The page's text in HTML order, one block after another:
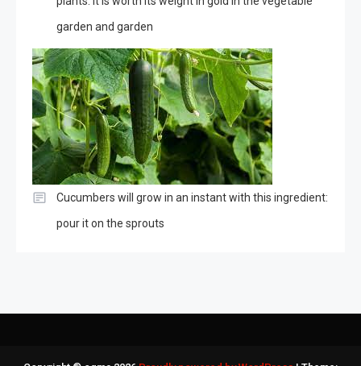
garden and garden
Cucumbers will grow in an instant with this ingredient:
pour it on the sprouts